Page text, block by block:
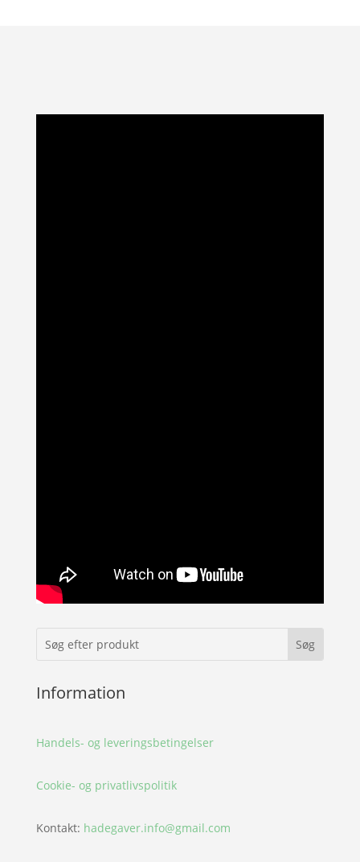
Information
Handels- og leveringsbetingelser
Cookie- og privatlivspolitik
Kontakt: hadegaver.info@gmail.com